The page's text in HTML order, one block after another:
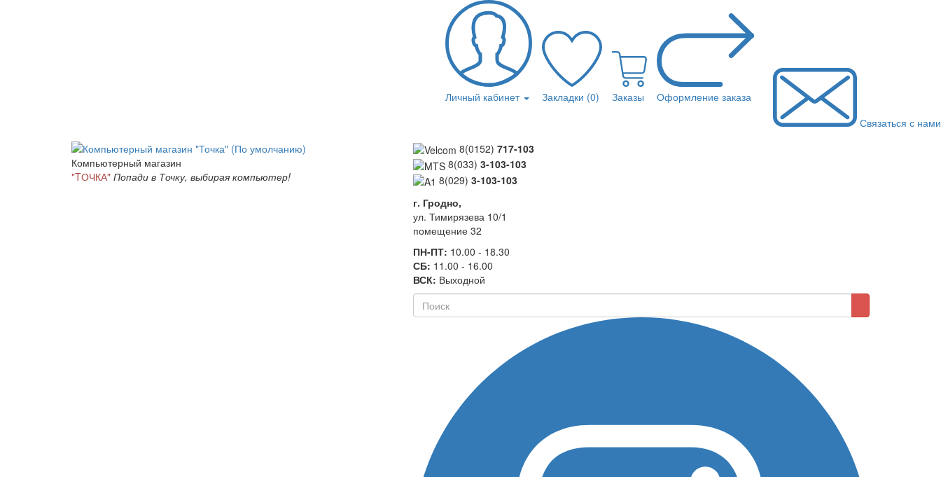
Личный кабинет Закладки (0) Заказы
Оформление заказа
Связаться с нами
Компьютерный магазин
"TОЧКА" Попади в Точку, выбирая компьютер!
8(0152) 717-103
8(033) 3-103-103
8(029) 3-103-103
г. Гродно,
ул. Тимирязева 10/1
помещение 32
ПН-ПТ: 10.00 - 18.30
СБ: 11.00 - 16.00
ВСК: Выходной